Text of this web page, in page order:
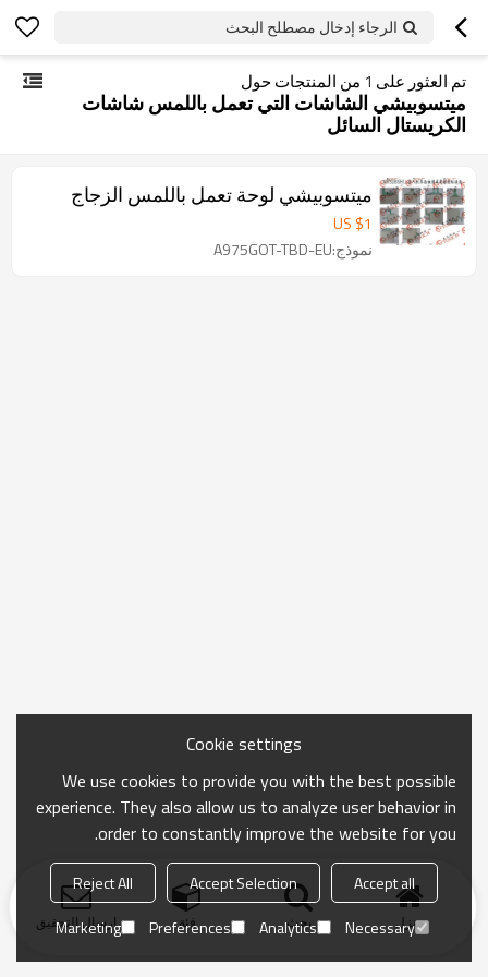
الرجاء إدخال مصطلح البحث
تم العثور على 1 من المنتجات حول
ميتسوبيشي الشاشات التي تعمل باللمس شاشات
الكريستال السائل
ميتسوبيشي لوحة تعمل باللمس الزجاج
US $1
نموذج:A975GOT-TBD-EU
منزل بحث فئة ارسال التحقيق
Cookie settings
We use cookies to provide you with the best possible
experience. They also allow us to analyze user behavior in
order to constantly improve the website for you.
Accept all
Accept Selection
Reject All
Necessary
Analytics
Preferences
Marketing